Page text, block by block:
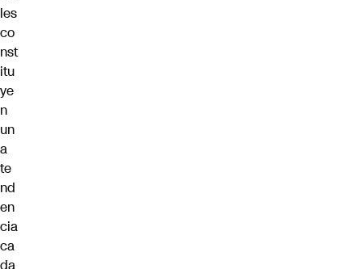
les
co
nst
itu
ye
n
un
a
te
nd
en
cia
ca
da